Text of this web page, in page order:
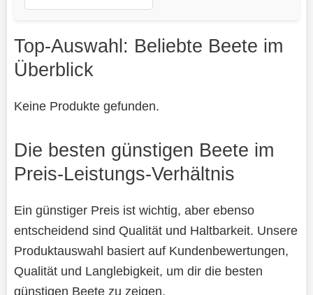
Top-Auswahl: Beliebte Beete im
Überblick
Keine Produkte gefunden.
Die besten günstigen Beete im
Preis-Leistungs-Verhältnis
Ein günstiger Preis ist wichtig, aber ebenso
entscheidend sind Qualität und Haltbarkeit. Unsere
Produktauswahl basiert auf Kundenbewertungen,
Qualität und Langlebigkeit, um dir die besten
günstigen Beete zu zeigen.